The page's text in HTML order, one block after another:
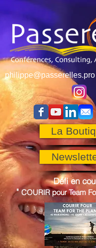
philippe@passerelles.pro
La
Défi en
"COURIR pourTeam